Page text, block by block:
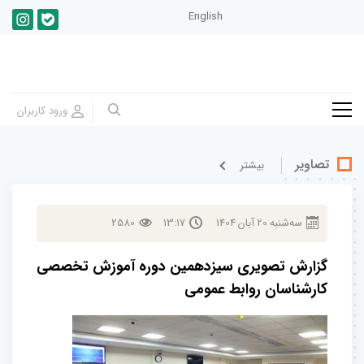
English
تصاویر بيشتر
سه‌شنبه20آبان1404
13:17
2580
گزارش تصویری سیزدهمین دوره آموزش تخصصی
کارشناسان روابط عمومی